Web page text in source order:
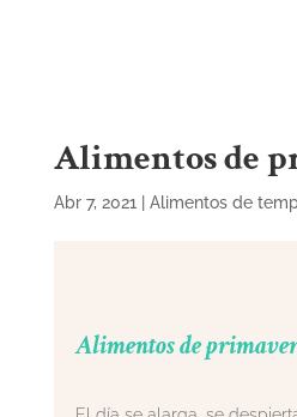
Alimentos de
Abr 7, 2021 Alimentos de
Alimentos de